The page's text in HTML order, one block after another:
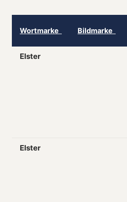
Wortmarke Bildmarke
Elster
Elster